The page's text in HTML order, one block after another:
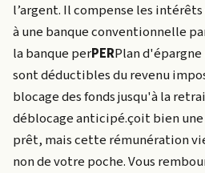
l’argent. Il compense les
à une banque conventionnelle
la banque perPERPlan
sont déductibles du revenu
blocage des fonds jusqu'à la
déblocage anticipé.çoit bien
prêt, mais cette rémunération
non de votre poche. Vous